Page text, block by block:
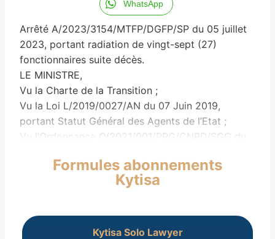
WhatsApp
Arrêté A/2023/3154/MTFP/DGFP/SP du 05 juillet
2023, portant radiation de vingt-sept (27)
fonctionnaires suite décès.
LE MINISTRE,
Vu la Charte de la Transition ;
Vu la Loi L/2019/0027/AN du 07 Juin 2019,
portant Statut Général des Agents de l’Etat ;
Vu l’Ordonnance O/2021/001/PRG/CNRD/SGG du
Nationales, Conventions, Traités et Accords
Internationaux en vigueur à la date du 05
Formules abonnements
Kytisa
Kytisa Solo Lawyer